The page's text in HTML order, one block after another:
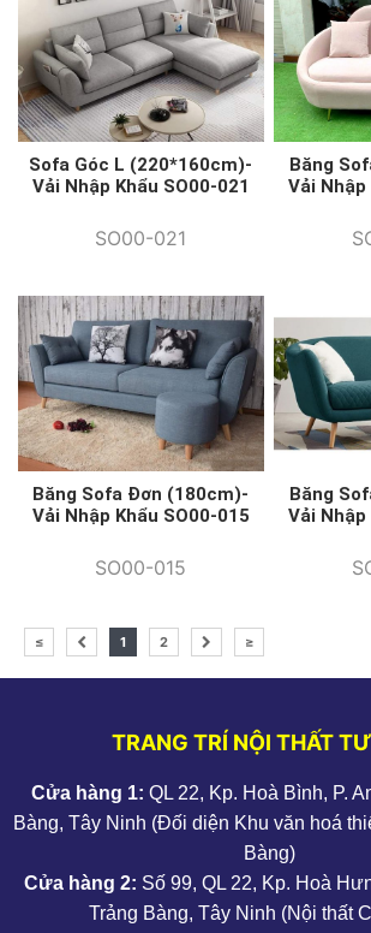
Sofa Góc L (220*160cm)-
Vải Nhập Khẩu SO00-021
SO00-021
Băng
Vải Nhập
Băng Sofa Đơn (180cm)-
Vải Nhập Khẩu SO00-015
SO00-015
Băng
Vải Nhập
≤ 1 2 ≥
TRANG TRÍ NỘI THẤT
Cửa hàng 1: QL 22, Kp. Hoà Bình, P.
Bàng, Tây Ninh (Đối diện Khu văn hoá
Bàng)
Cửa hàng 2: Số 99, QL 22, Kp. Hoà
Trảng Bàng, Tây Ninh (Nội thất